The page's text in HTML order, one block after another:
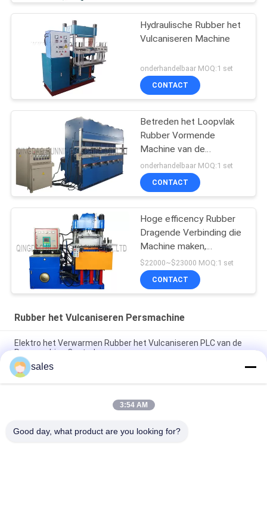
Hydraulische Rubber het
Vulcaniseren Machine
onderhandelbaar MOQ:1 set
CONTACT
Betreden het Loopvlak
Rubber Vormende
Machine van de
Precuredband/Verkregen
Band het Maken van
Machine
onderhandelbaar MOQ:1 set
CONTACT
Hoge efficency Rubber
Dragende Verbinding die
Machine maken,
Vulcaniserend Machine,
Vormende Machine
$22000~$23000 MOQ:1 set
CONTACT
Rubber het Vulcaniseren Persmachine
Elektro het Verwarmen Rubber het Vulcaniseren PLC van de
Persmachine Controle
Elektro het Verwarmen Hydraulische het Vulcaniseren
Machine 2 het Werk Lagen
160T rubber het Vulcaniseren Persmachine Rubber Enige het
sales
3:54 AM
Good day, what product are you looking for?